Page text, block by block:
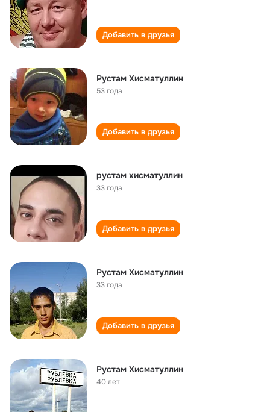
Добавить в друзья
Рустам Хисматуллин
53 года
Добавить в друзья
рустам хисматуллин
33 года
Добавить в друзья
Рустам Хисматуллин
33 года
Добавить в друзья
Рустам Хисматуллин
40 лет